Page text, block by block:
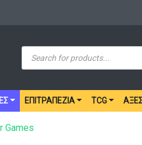
Products
search
ΕΠΙΤΡΑΠΈΖΙΑ TCG
Games